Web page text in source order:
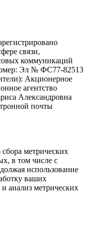
связи,
коммуникаций
Эл № ФС77-82513
Акционерное
агентство
Александровна
почты
метрических
в том числе с
использование
ваших
анализ метрических